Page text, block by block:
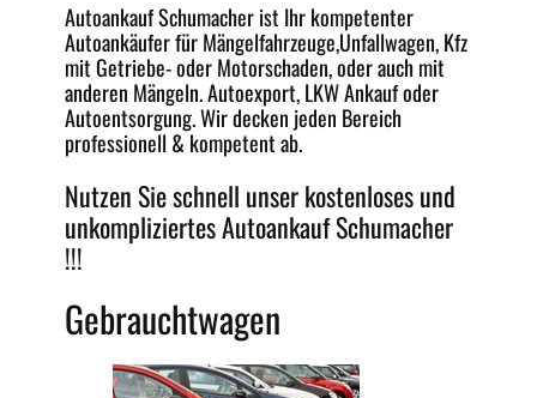
AutoankaufSchumacher ist Ihr kompetenter
Autoankäufer für Mängelfahrzeuge,Unfallwagen, Kfz
mit Getriebe-oderMotorschaden, oder auch mit
anderen Mängeln.Autoexport, LKW Ankauf oder
Autoentsorgung. Wir decken jeden Bereich
professionell &kompetentab.
Nutzen Sie schnell unser kostenloses und
unkompliziertesAutoankauf Schumacher
!!!
Gebrauchtwagen